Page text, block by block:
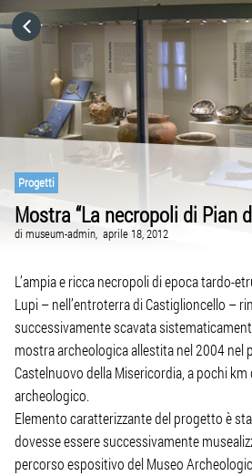
Progetti
Mostra “La necropoli di Pian
di museum-admin, aprile 18, 2012
L’ampia e ricca necropoli di epoca tardo-
Lupi – nell’entroterra di Castiglioncello –
successivamente scavata
mostra archeologica allestita nel 2004 nel
Castelnuovo della Misericordia, a pochi
archeologico.
Elemento caratterizzante del progetto è
dovesse essere successivamente
percorso espositivo del Museo
HOME
CATEGORIE
VAI A
VISITA IL SITO